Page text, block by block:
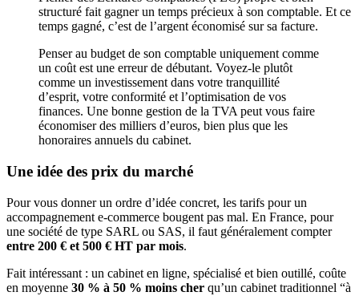
structuré fait gagner un temps précieux à son comptable. Et ce
temps gagné, c’est de l’argent économisé sur sa facture.
Penser au budget de son comptable uniquement comme
un coût est une erreur de débutant. Voyez-le plutôt
comme un investissement dans votre tranquillité
d’esprit, votre conformité et l’optimisation de vos
finances. Une bonne gestion de la TVA peut vous faire
économiser des milliers d’euros, bien plus que les
honoraires annuels du cabinet.
Une idée des prix du marché
Pour vous donner un ordre d’idée concret, les tarifs pour un
accompagnement e-commerce bougent pas mal. En France, pour
une société de type SARL ou SAS, il faut généralement compter
entre 200 € et 500 € HT par mois.
Fait intéressant : un cabinet en ligne, spécialisé et bien outillé, coûte
en moyenne 30 % à 50 % moins cher qu’un cabinet traditionnel “à